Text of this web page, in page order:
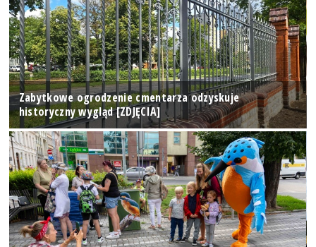
Zabytkowe ogrodzenie cmentarza odzyskuje
historyczny wygląd [ZDJĘCIA]